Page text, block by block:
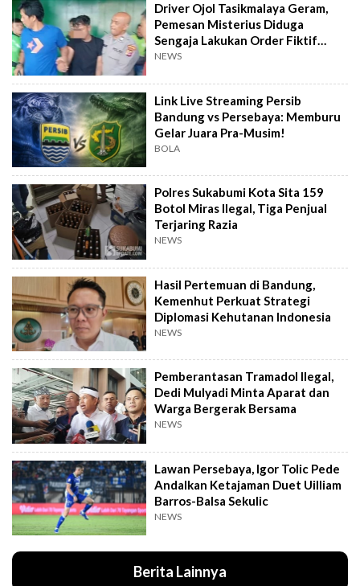
Driver Ojol Tasikmalaya Geram,
Pemesan Misterius Diduga
Sengaja Lakukan Order Fiktif
Berulang
NEWS
Link Live Streaming Persib
Bandung vs Persebaya: Memburu
Gelar Juara Pra-Musim!
BOLA
Polres Sukabumi Kota Sita 159
Botol Miras Ilegal, Tiga Penjual
Terjaring Razia
NEWS
Hasil Pertemuan di Bandung,
Kemenhut Perkuat Strategi
Diplomasi Kehutanan Indonesia
NEWS
Pemberantasan Tramadol Ilegal,
Dedi Mulyadi Minta Aparat dan
Warga Bergerak Bersama
NEWS
Lawan Persebaya, Igor Tolic Pede
Andalkan Ketajaman Duet Uilliam
Barros-Balsa Sekulic
NEWS
Berita Lainnya